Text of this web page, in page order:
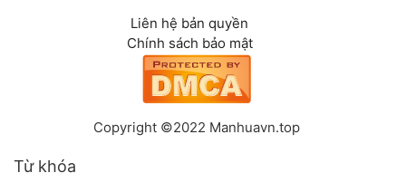
Liên hệ bản quyền
Chính sách bảo mật
Copyright ©2022 Manhuavn.top
Từ khóa